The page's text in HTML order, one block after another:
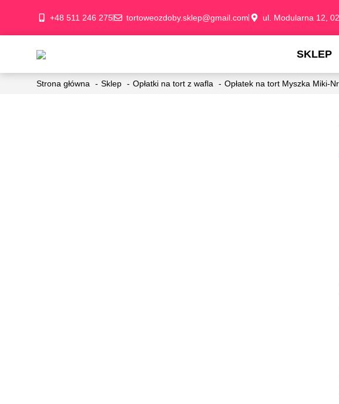
+48 511 246 275 tortoweozdoby.sklep@gmail.com ul. Modularna 12,
SKLEP
Strona główna Sklep Opłatki na tort z wafla Opłatek na tort Myszka Miki-